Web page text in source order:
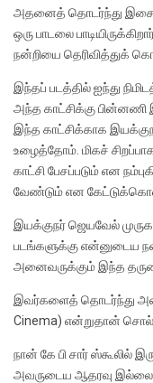
அதனைத் தொடர்ந்து
ஒரு பாடலை
நன்றியை தெரிவித்துக்
இந்தப் படத்தில் ஐந்து
அந்த காட்சிக்கு பின்னணி
இந்த காட்சிக்காக
உழைத்தோம். மிகச்
காட்சி பேசப்படும் என
வேண்டும் என
இயக்குநர் ஜெயவேல்
படங்களுக்கு என்னுடைய
அனைவருக்கும் இந்த
இவர்களைத் தொடர்ந்து
Cinema) என்றுதான்
நான் கே பி சார் ஸ்கூலில்
அவருடைய ஆதரவு இல்லை